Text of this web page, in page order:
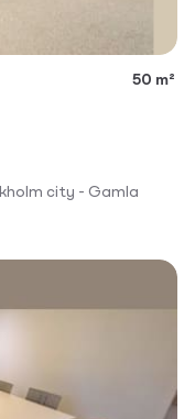
50 m²
city - Gamla